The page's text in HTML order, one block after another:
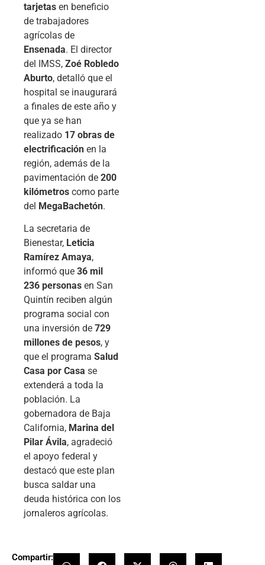
tarjetas en beneficio
de trabajadores
agrícolas de
Ensenada. El director
del IMSS, Zoé Robledo
Aburto, detalló que el
hospital se inaugurará
a finales de este año y
que ya se han
realizado 17 obras de
electrificación en la
región, además de la
pavimentación de 200
kilómetros como parte
del MegaBachetón.
La secretaria de
Bienestar, Leticia
Ramírez Amaya,
informó que 36 mil
236 personas en San
Quintín reciben algún
programa social con
una inversión de 729
millones de pesos, y
que el programa Salud
Casa por Casa se
extenderá a toda la
población. La
gobernadora de Baja
California, Marina del
Pilar Ávila, agradeció
el apoyo federal y
destacó que este plan
busca saldar una
deuda histórica con los
jornaleros agrícolas.
Compartir: